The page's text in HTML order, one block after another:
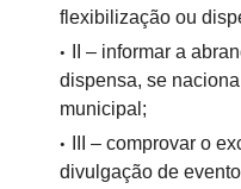
flexibilização ou
II – informar a
dispensa, se
municipal;
III – comprovar o
divulgação de